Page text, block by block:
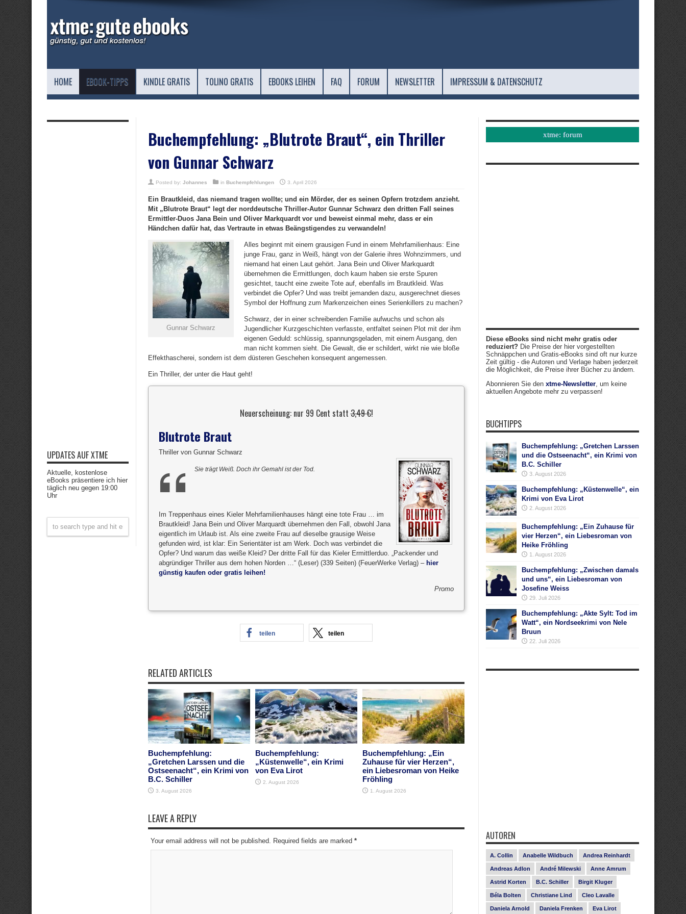
HOME EBOOK-TIPPS KINDLE GRATIS TOLINO GRATIS EBOOKS LEIHEN FAQ FORUM NEWSLETTER IMPRESSUM & DATENSCHUTZ
Buchempfehlung: „Blutrote Braut“, ein Thriller
von Gunnar Schwarz
Posted by: Johannes in Buchempfehlungen 3. April 2026
Ein Brautkleid, das niemand tragen wollte; und ein Mörder, der es seinen Opfern trotzdem anzieht.
Mit „Blutrote Braut“ legt der norddeutsche Thriller-Autor Gunnar Schwarz den dritten Fall seines
Ermittler-Duos Jana Bein und Oliver Markquardt vor und beweist einmal mehr, dass er ein
Händchen dafür hat, das Vertraute in etwas Beängstigendes zu verwandeln!
Gunnar Schwarz
Alles beginnt mit einem grausigen Fund in einem Mehrfamilienhaus: Eine
junge Frau, ganz in Weiß, hängt von der Galerie ihres Wohnzimmers, und
niemand hat einen Laut gehört. Jana Bein und Oliver Markquardt
übernehmen die Ermittlungen, doch kaum haben sie erste Spuren
gesichtet, taucht eine zweite Tote auf, ebenfalls im Brautkleid. Was
verbindet die Opfer? Und was treibt jemanden dazu, ausgerechnet dieses
Symbol der Hoffnung zum Markenzeichen eines Serienkillers zu machen?
Schwarz, der in einer schreibenden Familie aufwuchs und schon als
Jugendlicher Kurzgeschichten verfasste, entfaltet seinen Plot mit der ihm
eigenen Geduld: schlüssig, spannungsgeladen, mit einem Ausgang, den
man nicht kommen sieht. Die Gewalt, die er schildert, wirkt nie wie bloße
Effekthascherei, sondern ist dem düsteren Geschehen konsequent angemessen.
Ein Thriller, der unter die Haut geht!
Neuerscheinung: nur 99 Cent statt3,49 €!
Blutrote Braut
Thriller von Gunnar Schwarz
Sie trägt Weiß. Doch ihr Gemahl ist der Tod.
Im Treppenhaus eines Kieler Mehrfamilienhauses hängt eine tote Frau … im
Brautkleid! Jana Bein und Oliver Marquardt übernehmen den Fall, obwohl Jana
eigentlich im Urlaub ist. Als eine zweite Frau auf dieselbe grausige Weise
gefunden wird, ist klar: Ein Serientäter ist am Werk. Doch was verbindet die
Opfer? Und warum das weiße Kleid? Der dritte Fall für das Kieler Ermittlerduo. „Packender und
abgründiger Thriller aus dem hohen Norden …“ (Leser) (339 Seiten) (FeuerWerke Verlag) – hier
günstig kaufen oder gratis leihen!
Promo
teilen teilen
RELATED ARTICLES
Buchempfehlung:
„Gretchen Larssen und die
Ostseenacht“, ein Krimi von
B.C. Schiller
3. August 2026
Buchempfehlung:
„Küstenwelle“, ein Krimi
von Eva Lirot
2. August 2026
Buchempfehlung: „Ein
Zuhause für vier Herzen“,
ein Liebesroman von Heike
Fröhling
1. August 2026
LEAVE A REPLY
Your email address will not be published. Required fields are marked *
UPDATES AUF XTME
Aktuelle, kostenlose
eBooks präsentiere ich hier
täglich neu gegen 19:00
Uhr
xtme: forum
Diese eBooks sind nicht mehr gratis oder
reduziert? Die Preise der hier vorgestellten
Schnäppchen und Gratis-eBooks sind oft nur kurze
Zeit gültig - die Autoren und Verlage haben jederzeit
die Möglichkeit, die Preise ihrer Bücher zu ändern.
Abonnieren Sie den xtme-Newsletter, um keine
aktuellen Angebote mehr zu verpassen!
BUCHTIPPS
Buchempfehlung: „Gretchen Larssen
und die Ostseenacht“, ein Krimi von
B.C. Schiller
3. August 2026
Buchempfehlung: „Küstenwelle“, ein
Krimi von Eva Lirot
2. August 2026
Buchempfehlung: „Ein Zuhause für
vier Herzen“, ein Liebesroman von
Heike Fröhling
1. August 2026
Buchempfehlung: „Zwischen damals
und uns“, ein Liebesroman von
Josefine Weiss
29. Juli 2026
Buchempfehlung: „Akte Sylt: Tod im
Watt“, ein Nordseekrimi von Nele
Bruun
22. Juli 2026
AUTOREN
A. Collin Anabelle Wildbuch Andrea Reinhardt
Andreas Adlon André Milewski Anne Amrum
Astrid Korten B.C. Schiller Birgit Kluger
Béla Bolten Christiane Lind Cleo Lavalle
Daniela Arnold Daniela Frenken Eva Lirot